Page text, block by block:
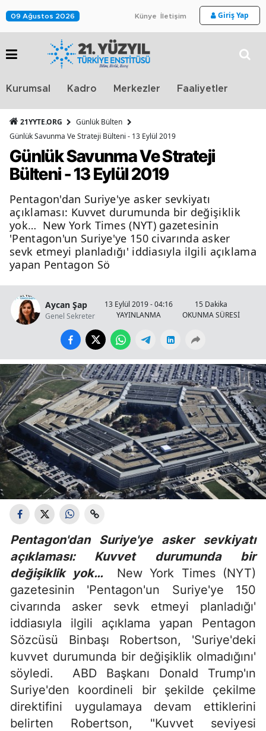
09 Ağustos 2026 Künye İletişim Giriş Yap
Kurumsal Kadro Merkezler Faaliyetler
21YYTE.ORG
Günlük Bülten
Günlük Savunma Ve Strateji Bülteni - 13 Eylül 2019
Günlük Savunma Ve Strateji
Bülteni - 13 Eylül 2019
Pentagon'dan Suriye'ye asker sevkiyatı
açıklaması: Kuvvet durumunda bir değişiklik
yok… New York Times (NYT) gazetesinin
'Pentagon'un Suriye'ye 150 civarında asker
sevk etmeyi planladığı' iddiasıyla ilgili açıklama
yapan Pentagon Sö
Aycan Şap
Genel Sekreter
13 Eylül 2019 - 04:16
YAYINLANMA
15 Dakika
OKUNMA SÜRESİ
Pentagon'dan Suriye'ye asker sevkiyatı
açıklaması: Kuvvet durumunda bir
değişiklik yok… New York Times (NYT)
gazetesinin 'Pentagon'un Suriye'ye 150
civarında asker sevk etmeyi planladığı'
iddiasıyla ilgili açıklama yapan Pentagon
Sözcüsü Binbaşı Robertson, 'Suriye'deki
kuvvet durumunda bir değişiklik olmadığını'
söyledi. ABD Başkanı Donald Trump'ın
Suriye'den koordineli bir şekilde çekilme
direktifini uygulamaya devam ettiklerini
belirten Robertson, "Kuvvet seviyesi